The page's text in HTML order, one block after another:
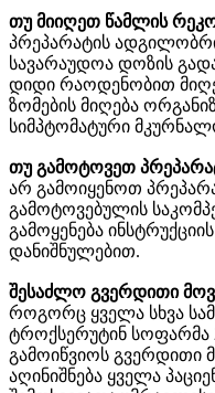
თუ მიიღეთ წამლის
პრეპარატის
სავარაუდოა დოზის
დიდი რაოდენობით
ზომების მიღება
სიმპტომატური
თუ გამოტოვეთ
არ გამოიყენოთ
გამოტოვებულის
გამოყენება
დანიშნულებით.
შესაძლო გვერდითი
როგორც ყველა სხვა
ტროქსერუტინ სოფარმა
გამოიწვიოს გვერდითი
აღინიშნება ყველა